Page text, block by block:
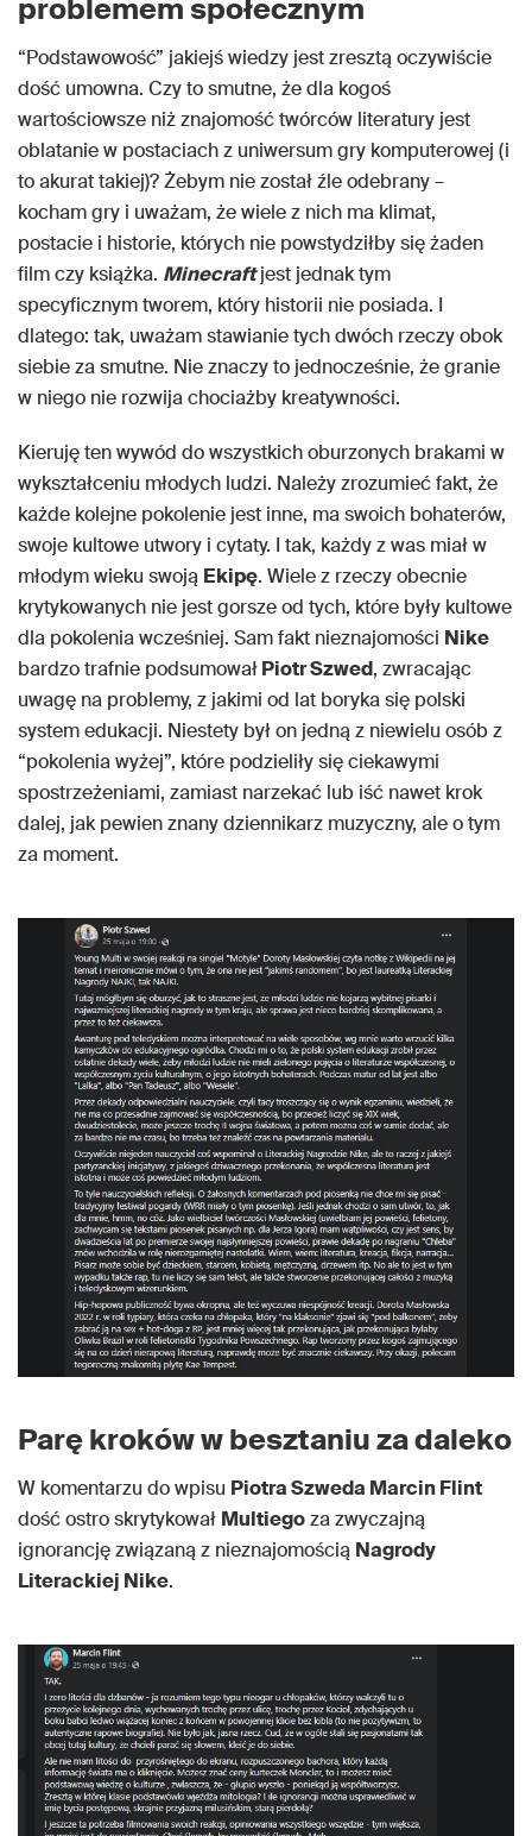
problemem społecznym
“Podstawowość” jakiejś wiedzy jest zresztą oczywiście
dość umowna. Czy to smutne, że dla kogoś
wartościowsze niż znajomość twórców literatury jest
oblatanie w postaciach z uniwersum gry komputerowej (i
to akurat takiej)? Żebym nie został źle odebrany –
kocham gry i uważam, że wiele z nich ma klimat,
postacie i historie, których nie powstydziłby się żaden
film czy książka. Minecraftjest jednak tym
specyficznym tworem, który historii nie posiada. I
dlatego: tak, uważam stawianie tych dwóch rzeczy obok
siebie za smutne. Nie znaczy to jednocześnie, że granie
w niego nie rozwija chociażby kreatywności.
Kieruję ten wywód do wszystkich oburzonych brakami w
wykształceniu młodych ludzi. Należy zrozumieć fakt, że
każde kolejne pokolenie jest inne, ma swoich bohaterów,
swoje kultowe utwory i cytaty. I tak, każdy z was miał w
młodym wieku swoją Ekipę. Wiele z rzeczy obecnie
krytykowanych nie jest gorsze od tych, które były kultowe
dla pokolenia wcześniej. Sam fakt nieznajomości Nike
bardzo trafnie podsumowałPiotr Szwed, zwracając
uwagę na problemy, z jakimi od lat boryka się polski
system edukacji. Niestety był on jedną z niewielu osób z
“pokolenia wyżej”, które podzieliły się ciekawymi
spostrzeżeniami, zamiast narzekać lub iść nawet krok
dalej, jak pewien znany dziennikarz muzyczny, ale o tym
za moment.
Parę kroków w besztaniu za daleko
W komentarzu do wpisu Piotra Szweda Marcin Flint
dość ostro skrytykował Multiegoza zwyczajną
ignorancję związaną z nieznajomością Nagrody
Literackiej Nike.